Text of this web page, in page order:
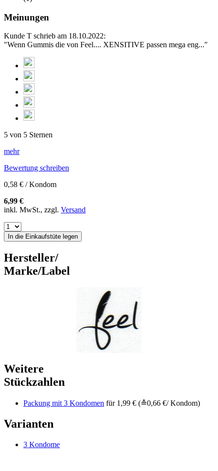
Meinungen
Kunde T schrieb am 18.10.2022:
"Wenn Gummis die von Feel.... XENSITIVE passen mega eng..."
5 von 5 Sternen
mehr
Bewertung schreiben
0,58 € / Kondom
6,99 €
inkl. MwSt., zzgl. Versand
In die Einkaufstüte legen
Hersteller/
Marke/Label
Weitere
Stückzahlen
Packung mit 3 Kondomen für 1,99 € (≙0,66 €/ Kondom)
Varianten
3 Kondome